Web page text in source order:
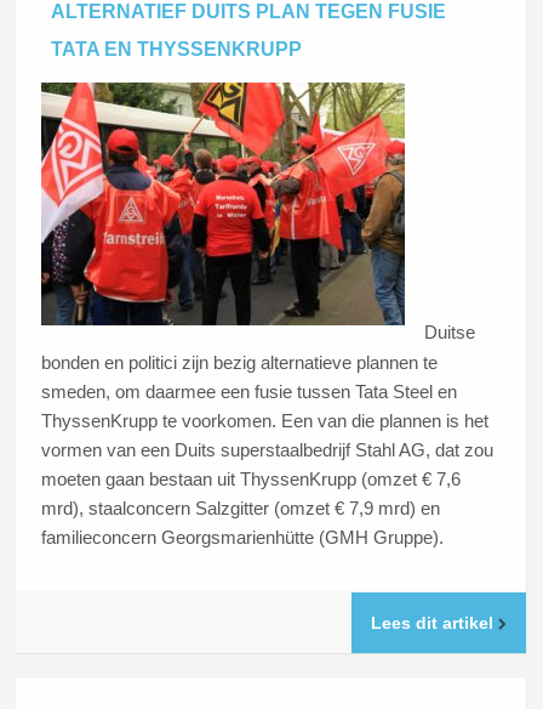
ALTERNATIEF DUITS PLAN TEGEN FUSIE
TATA EN THYSSENKRUPP
Duitse
bonden en politici zijn bezig alternatieve plannen te
smeden, om daarmee een fusie tussen Tata Steel en
ThyssenKrupp te voorkomen. Een van die plannen is het
vormen van een Duits superstaalbedrijf Stahl AG, dat zou
moeten gaan bestaan uit ThyssenKrupp (omzet € 7,6
mrd), staalconcern Salzgitter (omzet € 7,9 mrd) en
familieconcern Georgsmarienhütte (GMH Gruppe).
Lees dit artikel